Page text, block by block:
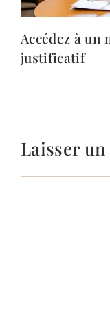
Accédez à un
justificatif
Laisser